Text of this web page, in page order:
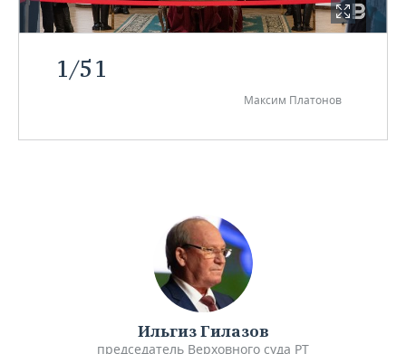
1/51
Максим Платонов
Ильгиз Гилазов
председатель Верховного суда РТ